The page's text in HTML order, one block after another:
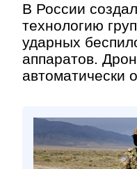
В России
технологию
ударных
аппаратов.
автоматически